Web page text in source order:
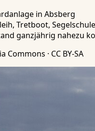
in Absberg
Tretboot, Segelschule
ganzjährig nahezu
Commons · CC BY-SA